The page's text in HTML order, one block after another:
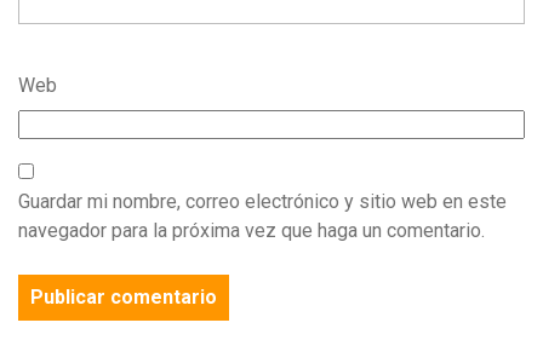
Web
Guardar mi nombre, correo electrónico y sitio web en este
navegador para la próxima vez que haga un comentario.